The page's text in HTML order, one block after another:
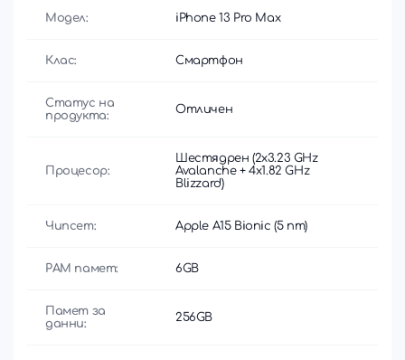
Модел: iPhone 13 Pro Max
Клас: Смартфон
Статус на
продукта:
Отличен
Процесор:
Шестядрен (2x3.23 GHz
Avalanche + 4x1.82 GHz
Blizzard)
Чипсет: Apple A15 Bionic (5 nm)
РАМ памет: 6GB
Памет за
данни:
256GB